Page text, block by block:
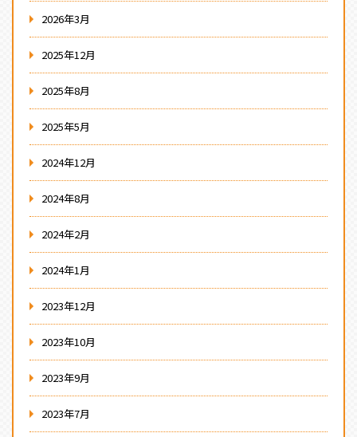
2026年3月
2025年12月
2025年8月
2025年5月
2024年12月
2024年8月
2024年2月
2024年1月
2023年12月
2023年10月
2023年9月
2023年7月